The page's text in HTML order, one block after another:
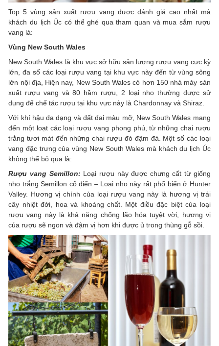
Top 5 vùng sản xuất rượu vang được đánh giá cao nhất mà
khách du lịch Úc có thể ghé qua tham quan và mua sắm rượu
vang là:
Vùng New South Wales
New South Wales là khu vực sở hữu sản lượng rượu vang cực kỳ
lớn, đa số các loại rượu vang tại khu vực này đến từ vùng sông
lớn nội địa, Hiện nay, New South Wales có hơn 150 nhà máy sản
xuất rượu vang và 80 hầm rượu, 2 loại nho thường được sử
dụng để chế tác rượu tại khu vực này là Chardonnay và Shiraz.
Với khí hậu đa dạng và đất đai màu mỡ, New South Wales mang
đến một loạt các loại rượu vang phong phú, từ những chai rượu
trắng tươi mát đến những chai rượu đỏ đậm đà. Một số các loại
vang đặc trưng của vùng New South Wales mà khách du lịch Úc
không thể bỏ qua là:
Rượu vang Semillon: Loại rượu này được chưng cất từ giống
nho trắng Semillon cổ điển – Loại nho này rất phổ biến ở Hunter
Valley. Hương vị chính của loại rượu vang này là hương vị trái
cây nhiệt đới, hoa và khoáng chất. Một điều đặc biệt của loại
rượu vang này là khả năng chống lão hóa tuyệt vời, hương vị
của rượu sẽ ngon và đậm vị hơn khi được ủ trong thùng gỗ sồi.